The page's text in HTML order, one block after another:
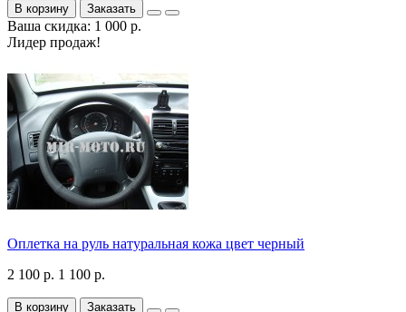
В корзину Заказать
Ваша скидка: 1 000 р.
Лидер продаж!
Оплетка на руль натуральная кожа цвет черный
2 100 р. 1 100 р.
В корзину Заказать